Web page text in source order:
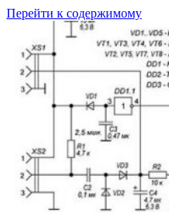
Перейти к содержимому